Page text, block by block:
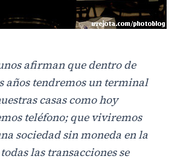
afirman que dentro de
años tendremos un terminal
casas como hoy
teléfono; que viviremos
sociedad sin moneda en la
las transacciones se